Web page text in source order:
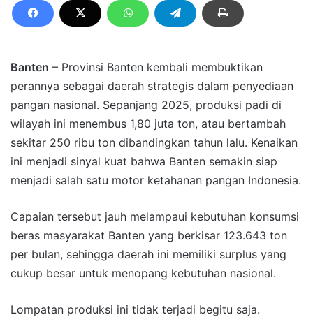
Banten – Provinsi Banten kembali membuktikan
perannya sebagai daerah strategis dalam penyediaan
pangan nasional. Sepanjang 2025, produksi padi di
wilayah ini menembus 1,80 juta ton, atau bertambah
sekitar 250 ribu ton dibandingkan tahun lalu. Kenaikan
ini menjadi sinyal kuat bahwa Banten semakin siap
menjadi salah satu motor ketahanan pangan Indonesia.
Capaian tersebut jauh melampaui kebutuhan konsumsi
beras masyarakat Banten yang berkisar 123.643 ton
per bulan, sehingga daerah ini memiliki surplus yang
cukup besar untuk menopang kebutuhan nasional.
Lompatan produksi ini tidak terjadi begitu saja.